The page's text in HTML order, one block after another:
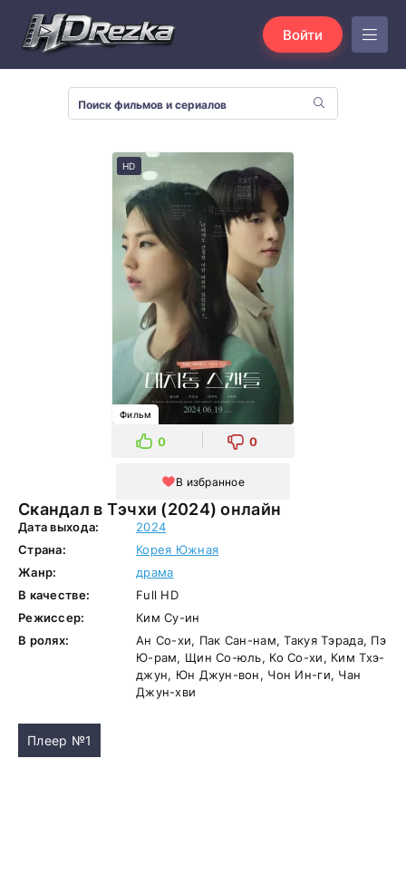
Войти
Скандал в Тэчхи (2024) онлайн
HD
Фильм
0 0
В избранное
Дата выхода:
2024
Страна:
Корея Южная
Жанр:
драма
В качестве:
Full HD
Режиссер:
Ким Су-ин
В ролях:
Ан Со-хи, Пак Сан-нам, Такуя Тэрада, Пэ
Ю-рам, Щин Со-юль, Ко Со-хи, Ким Тхэ-
джун, Юн Джун-вон, Чон Ин-ги, Чан
Джун-хви
Плеер №1